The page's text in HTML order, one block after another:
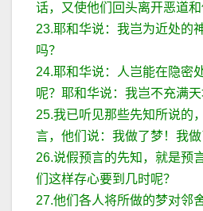
话，又使他们回头离开恶道和
23.耶和华说：我岂为近处的
吗？
24.耶和华说：人岂能在隐密
呢？耶和华说：我岂不充满天
25.我已听见那些先知所说的
言，他们说：我做了梦！我做
26.说假预言的先知，就是预
们这样存心要到几时呢？
27.他们各人将所做的梦对邻